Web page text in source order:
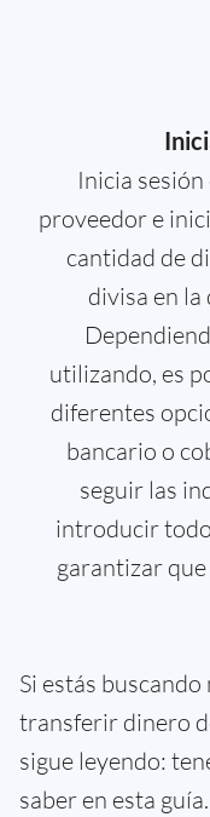
Inicia
proveedor e
cantidad de
divisa en la
utilizando, es
diferentes
bancario o
seguir las
introducir
garantizar
Si estás
transferir dinero
sigue leyendo:
saber en esta guía.